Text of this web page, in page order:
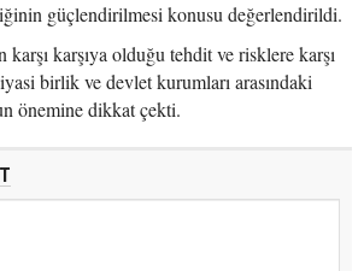
güçlendirilmesi konusu değerlendirildi.
karşıya olduğu tehdit ve risklere karşı
birlik ve devlet kurumları arasındaki
önemine dikkat çekti.